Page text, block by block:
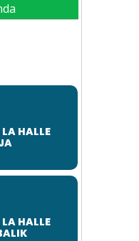
LA HALLE
LA HALLE